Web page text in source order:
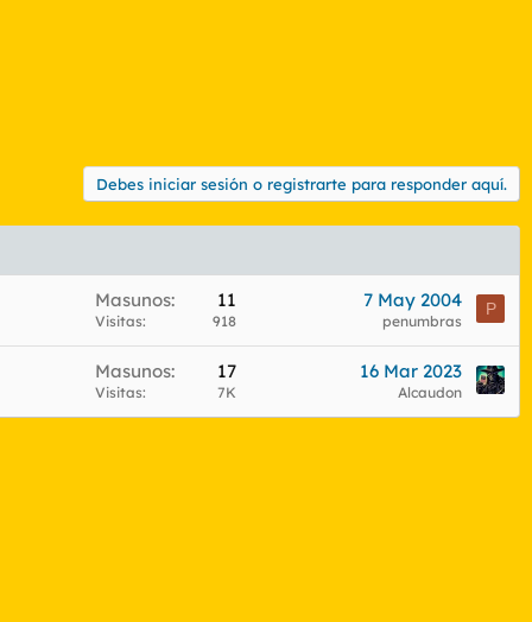
Debes iniciar sesión o registrarte para responder aquí.
Masunos 11
Visitas 918
7 May 2004
penumbras
P
Masunos 17
Visitas 7K
16 Mar 2023
Alcaudon